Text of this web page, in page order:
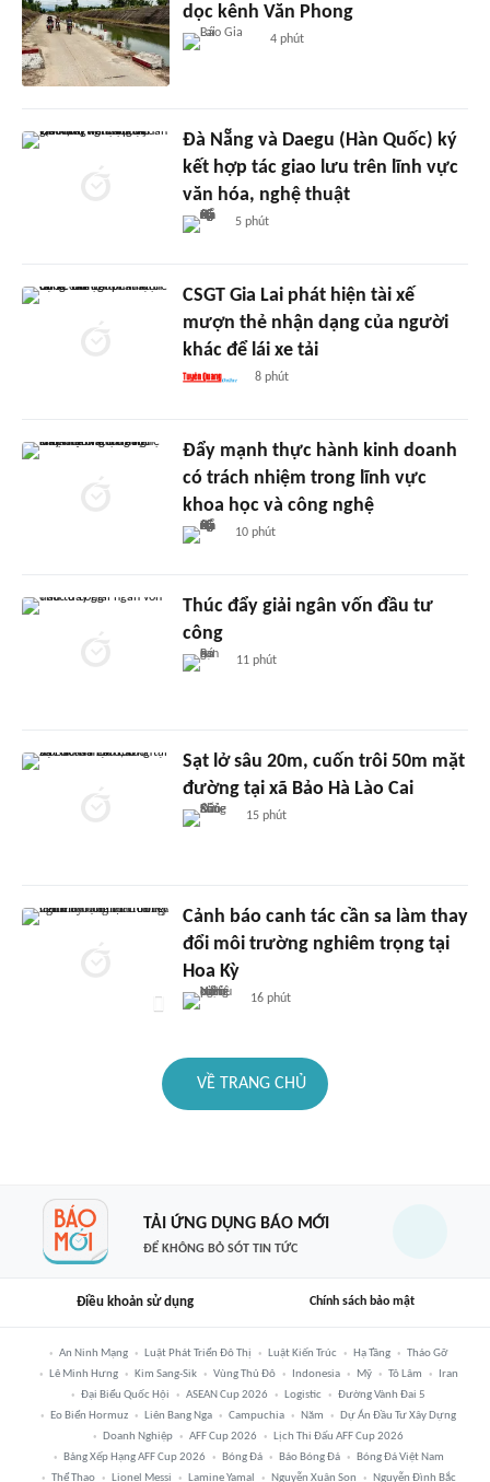
dọc kênh Văn Phong
4 phút
Đà Nẵng và Daegu (Hàn Quốc) ký
kết hợp tác giao lưu trên lĩnh vực
văn hóa, nghệ thuật
5 phút
CSGT Gia Lai phát hiện tài xế
mượn thẻ nhận dạng của người
khác để lái xe tải
8 phút
Đẩy mạnh thực hành kinh doanh
có trách nhiệm trong lĩnh vực
khoa học và công nghệ
10 phút
Thúc đẩy giải ngân vốn đầu tư
công
11 phút
Sạt lở sâu 20m, cuốn trôi 50m mặt
đường tại xã Bảo Hà Lào Cai
15 phút
Cảnh báo canh tác cần sa làm thay
đổi môi trường nghiêm trọng tại
Hoa Kỳ
16 phút
VỀ TRANG CHỦ
TẢI ỨNG DỤNG BÁO MỚI
ĐỂ KHÔNG BỎ SÓT TIN TỨC
Điều khoản sử dụng Chính sách bảo mật
An Ninh Mạng Luật Phát Triển Đô Thị Luật Kiến Trúc Hạ Tầng
Tháo Gỡ
Lê Minh Hưng
Kim Sang-Sik Vùng Thủ Đô Indonesia Mỹ Tô Lâm
Iran
Đại Biểu Quốc Hội
ASEAN Cup 2026 Logistic
Đường Vành Đai 5
Eo Biển Hormuz
Liên Bang Nga Campuchia Năm
Dự Án Đầu Tư Xây Dựng
Doanh Nghiệp
AFF Cup 2026
Lịch Thi Đấu AFF Cup 2026
Bảng Xếp Hạng AFF Cup 2026
Bóng Đá Báo Bóng Đá
Bóng Đá Việt Nam
Thể Thao
Lionel Messi Lamine Yamal Nguyễn Xuân Son Nguyễn Đình Bắc